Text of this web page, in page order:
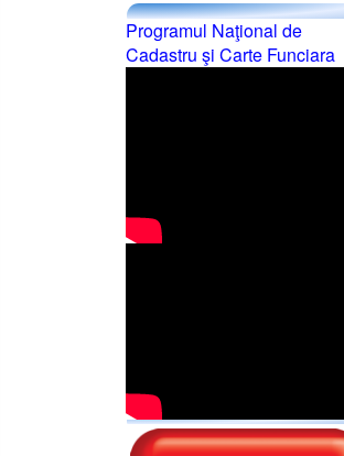
Programul Naţional de
Cadastru şi Carte Funciara